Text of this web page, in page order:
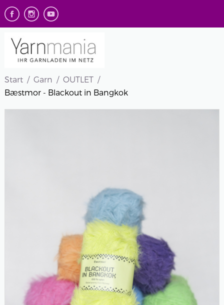
Start Garn
OUTLET
Bæstmor - Blackout in Bangkok